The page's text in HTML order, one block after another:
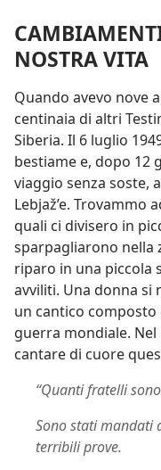
NOSTRA VITA
Quando avevo nove
centinaia di altri
Siberia. Il 6 luglio
bestiame e, dopo 12
viaggio senza soste,
Lebjaž’e. Trovammo
quali ci divisero in
sparpagliarono nella
riparo in una piccola
avviliti. Una donna si
un cantico composto
guerra mondiale.
cantare di cuore
“Quanti fratelli
Sono stati mandati
terribili prove.